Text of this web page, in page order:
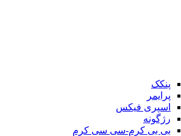
پنکک
پرایمر
اسپری فیکس
رژگونه
بی بی کرم-سی سی کرم